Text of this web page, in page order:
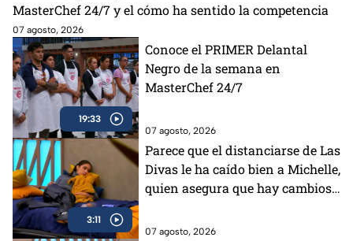
MasterChef 24/7 y el cómo ha sentido la competencia
07 agosto, 2026
19:33
Conoce el PRIMER Delantal
Negro de la semana en
MasterChef 24/7
07 agosto, 2026
3:11
Parece que el distanciarse de Las
Divas le ha caído bien a Michelle,
quien asegura que hay cambios
MasterChef 24/7
07 agosto, 2026